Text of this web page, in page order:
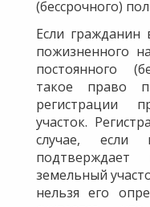
(бессрочного)
Если гражданин
пожизненного
постоянного
такое право
регистрации
участок.
случае, если
земельный
нельзя его